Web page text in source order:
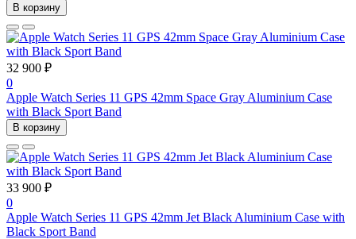
В корзину
32 900 ₽
0
Apple Watch Series 11 GPS 42mm Space Gray Aluminium Case
with Black Sport Band
В корзину
33 900 ₽
0
Apple Watch Series 11 GPS 42mm Jet Black Aluminium Case with
Black Sport Band